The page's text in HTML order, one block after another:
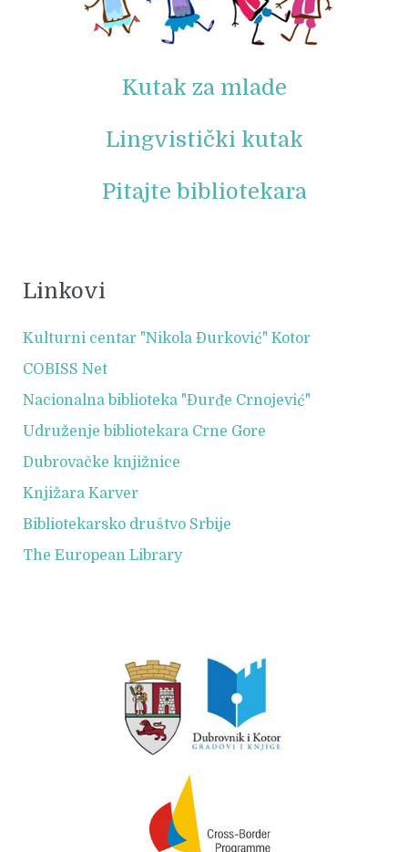
Kutak za mlade
Lingvistički kutak
Pitajte bibliotekara
Linkovi
Kulturni centar "Nikola Đurković" Kotor
COBISS Net
Nacionalna biblioteka "Đurđe Crnojević"
Udruženje bibliotekara Crne Gore
Dubrovačke knjižnice
Knjižara Karver
Bibliotekarsko društvo Srbije
The European Library